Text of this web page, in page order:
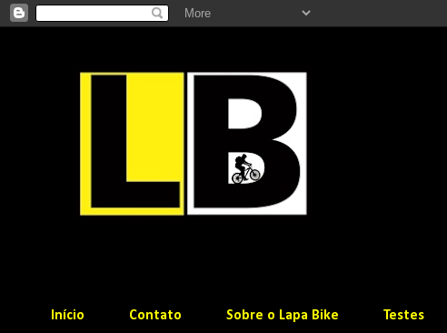
Início Contato Sobre o Lapa Bike Testes